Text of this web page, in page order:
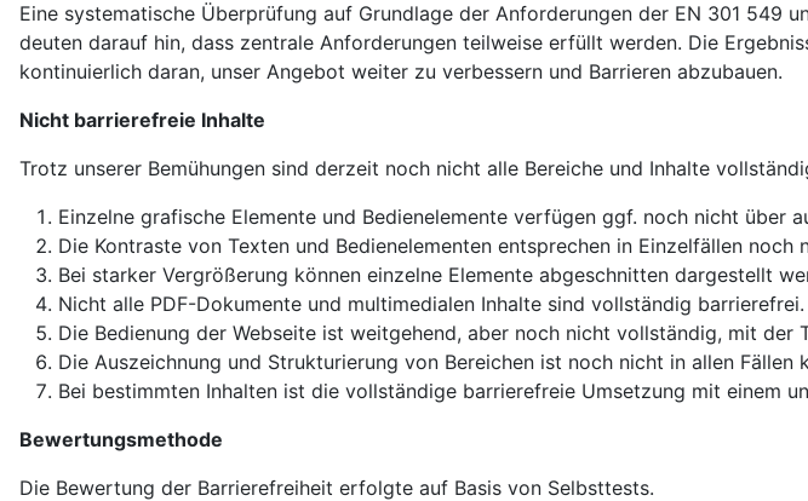
Eine systematische Überprüfung auf Grundlage der Anforderungen der EN 301 549
deuten darauf hin, dass zentrale Anforderungen teilweise erfüllt werden. Die
kontinuierlich daran, unser Angebot weiter zu verbessern und Barrieren abzubauen.
Nicht barrierefreie Inhalte
Trotz unserer Bemühungen sind derzeit noch nicht alle Bereiche und Inhalte
Einzelne grafische Elemente und Bedienelemente verfügen ggf. noch nicht über
Die Kontraste von Texten und Bedienelementen entsprechen in Einzelfällen noch
Bei starker Vergrößerung können einzelne Elemente abgeschnitten dargestellt
Nicht alle PDF-Dokumente und multimedialen Inhalte sind vollständig barrierefrei.
Die Bedienung der Webseite ist weitgehend, aber noch nicht vollständig, mit der
Die Auszeichnung und Strukturierung von Bereichen ist noch nicht in allen Fällen
Bei bestimmten Inhalten ist die vollständige barrierefreie Umsetzung mit einem
Bewertungsmethode
Die Bewertung der Barrierefreiheit erfolgte auf Basis von Selbsttests.